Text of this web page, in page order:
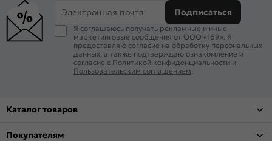
Электронная почта Подписаться
Я соглашаюсь получать рекламные и иные
маркетинговые сообщения от ООО «169». Я
предоставляю согласие на обработку персональных
данных, а также подтверждаю ознакомление и
согласие с Политикой конфиденциальности и
Пользовательским соглашением
Каталог товаров
Покупателям